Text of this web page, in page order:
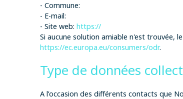
- Commune:
- E-mail:
- Site web: https://
Si aucune solution amiable n'est trouvée,
https://ec.europa.eu/consumers/odr.
Type de données
A l’occasion des différents contacts que